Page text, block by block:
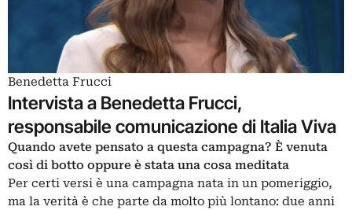
Benedetta Frucci
Intervista a Benedetta Frucci,
responsabile comunicazione di Italia Viva
Quando avete pensato a questa campagna? È venuta
così di botto oppure è stata una cosa meditata
Per certi versi è una campagna nata in un pomeriggio,
ma la verità è che parte da molto più lontano: due anni